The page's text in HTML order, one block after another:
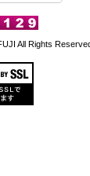
All Rights